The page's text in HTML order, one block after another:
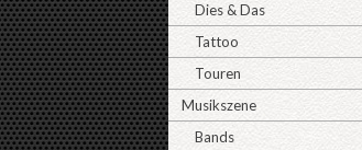
Dies & Das
Tattoo
Touren
Musikszene
Bands